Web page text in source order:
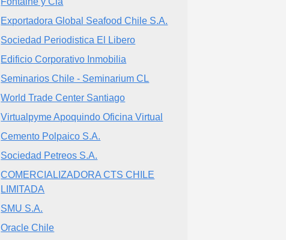
Exportadora Global Seafood Chile S.A.
Sociedad Periodistica El Libero
Edificio Corporativo Inmobilia
Seminarios Chile - Seminarium CL
World Trade Center Santiago
Virtualpyme Apoquindo Oficina Virtual
Cemento Polpaico S.A.
Sociedad Petreos S.A.
COMERCIALIZADORA CTS CHILE
LIMITADA
SMU S.A.
Oracle Chile